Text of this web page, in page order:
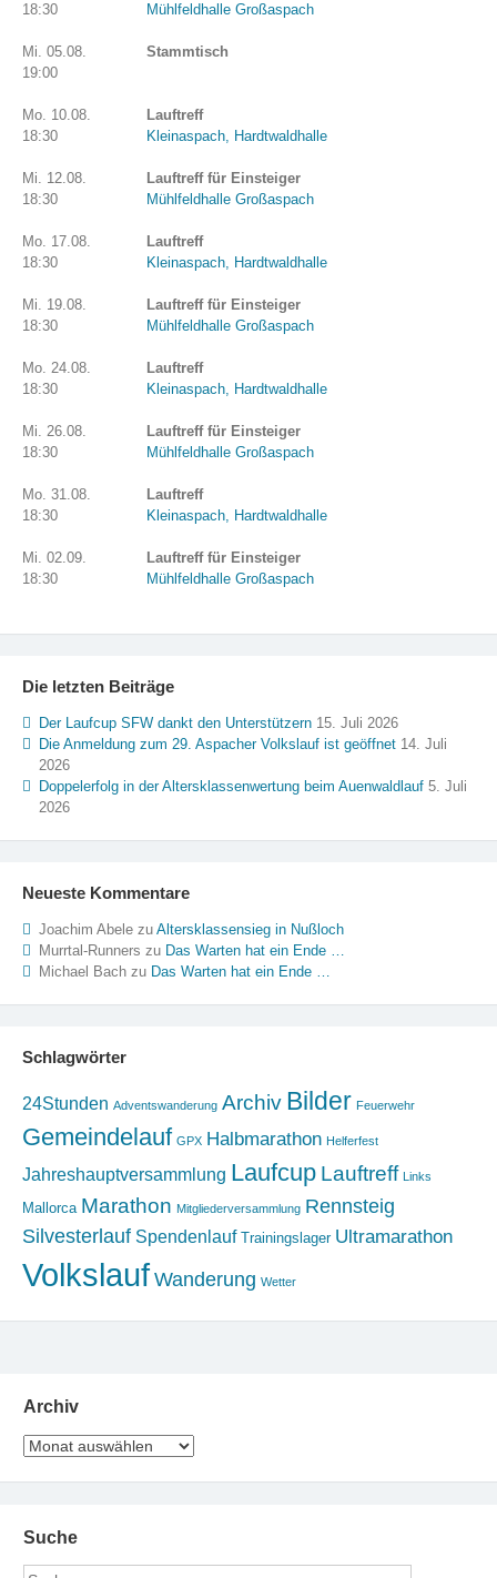
18:30
Mühlfeldhalle Großaspach
Mi. 05.08.
19:00
Stammtisch
Mo. 10.08.
18:30
Lauftreff
Kleinaspach, Hardtwaldhalle
Mi. 12.08.
18:30
Lauftreff für Einsteiger
Mühlfeldhalle Großaspach
Mo. 17.08.
18:30
Lauftreff
Kleinaspach, Hardtwaldhalle
Mi. 19.08.
18:30
Lauftreff für Einsteiger
Mühlfeldhalle Großaspach
Mo. 24.08.
18:30
Lauftreff
Kleinaspach, Hardtwaldhalle
Mi. 26.08.
18:30
Lauftreff für Einsteiger
Mühlfeldhalle Großaspach
Mo. 31.08.
18:30
Lauftreff
Kleinaspach, Hardtwaldhalle
Mi. 02.09.
18:30
Lauftreff für Einsteiger
Mühlfeldhalle Großaspach
Die letzten Beiträge
Der Laufcup SFW dankt den Unterstützern 15. Juli 2026
Die Anmeldung zum 29. Aspacher Volkslauf ist geöffnet 14. Juli
2026
Doppelerfolg in der Altersklassenwertung beim Auenwaldlauf 5. Juli
2026
Neueste Kommentare
Joachim Abelezu Altersklassensieg in Nußloch
Murrtal-Runners zu Das Warten hat ein Ende …
Michael Bachzu Das Warten hat ein Ende …
Schlagwörter
24Stunden Adventswanderung Archiv Bilder Feuerwehr
Gemeindelauf GPX Halbmarathon Helferfest
Jahreshauptversammlung Laufcup Lauftreff Links
Mallorca Marathon Mitgliederversammlung Rennsteig
Silvesterlauf Spendenlauf Trainingslager Ultramarathon
Volkslauf Wanderung Wetter
Archiv
Archiv
Suche